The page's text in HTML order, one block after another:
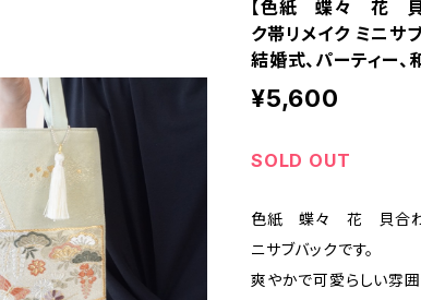
【色紙 蝶々 花 貝
ク帯リメイク ミニサ
結婚式、パーティー、
¥5,600
SOLD OUT
色紙 蝶々 花 貝合わせ
ニサブバックです。
爽やかで可愛らしい雰